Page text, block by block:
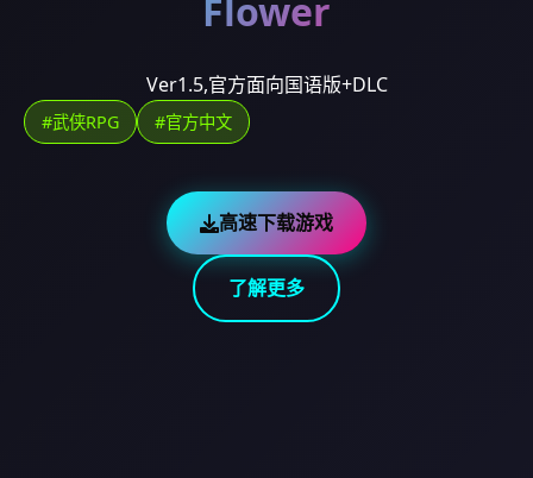
Flower
Ver1.5,官方面向国语版+DLC
#武侠RPG #官方中文
高速下载游戏
了解更多